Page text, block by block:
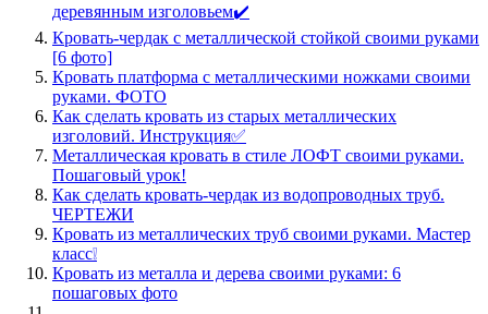
деревянным изголовьем✔️
Кровать-чердак с металлической стойкой своими руками
[6 фото]
Кровать платформа с металлическими ножками своими
руками. ФОТО
Как сделать кровать из старых металлических
изголовий. Инструкция✅
Металлическая кровать в стиле ЛОФТ своими руками.
Пошаговый урок!
Как сделать кровать-чердак из водопроводных труб.
ЧЕРТЕЖИ
Кровать из металлических труб своими руками. Мастер
класс❕
Кровать из металла и дерева своими руками: 6
пошаговых фото